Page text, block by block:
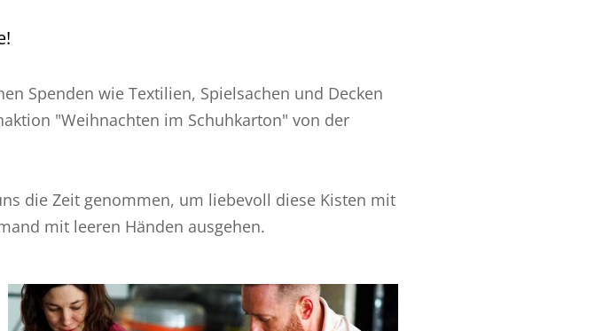
Spenden wie Textilien, Spielsachen und Decken
"Weihnachten im Schuhkarton" von der
die Zeit genommen, um liebevoll diese Kisten mit
mit leeren Händen ausgehen.